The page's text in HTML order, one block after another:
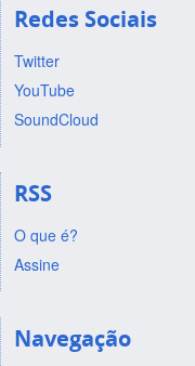
Redes Sociais
Twitter
YouTube
SoundCloud
RSS
O que é?
Assine
Navegação